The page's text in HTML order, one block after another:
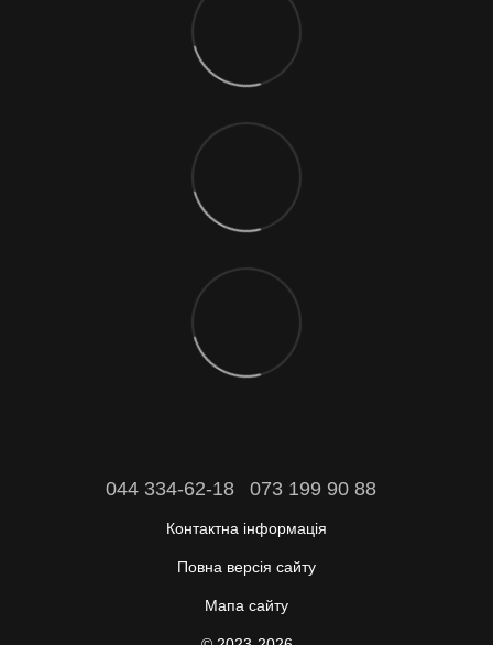
044 334-62-18 073 199 90 88
Контактна інформація
Повна версія сайту
Мапа сайту